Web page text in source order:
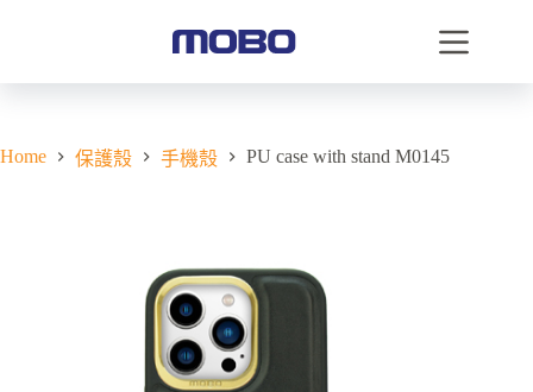
Home 保護殼 手機殼 PU case with stand M0145